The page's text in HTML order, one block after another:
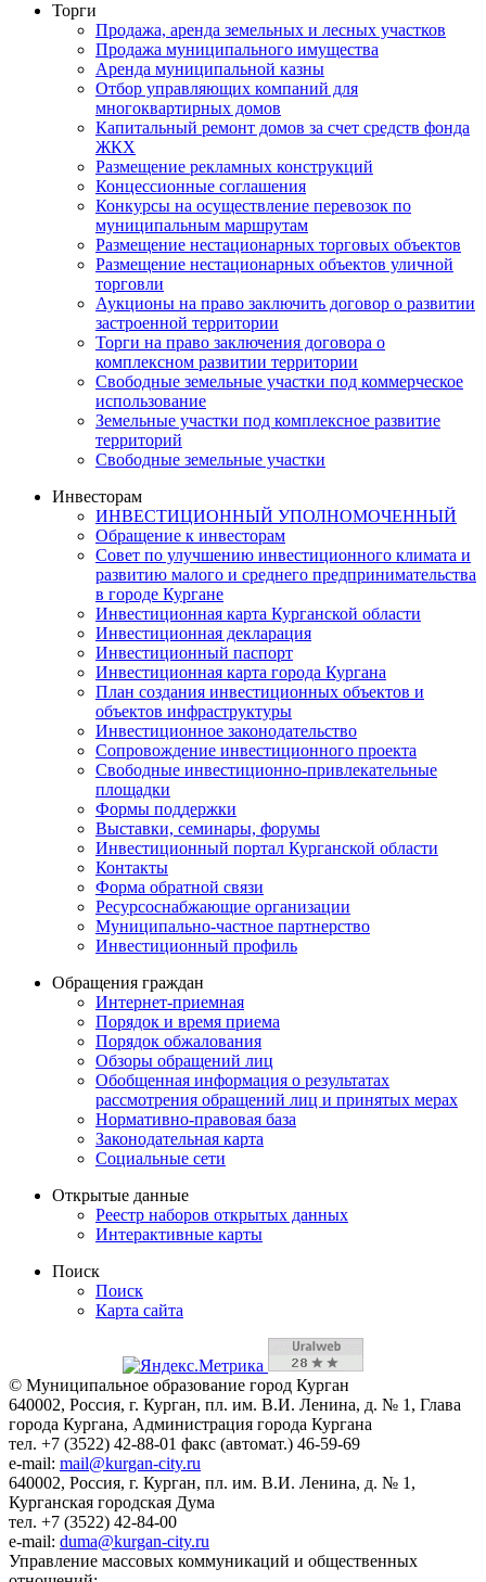
Торги
Продажа, аренда земельных и лесных участков
Продажа муниципального имущества
Аренда муниципальной казны
Отбор управляющих компаний для
многоквартирных домов
Капитальный ремонт домов за счет средств фонда
ЖКХ
Размещение рекламных конструкций
Концессионные соглашения
Конкурсы на осуществление перевозок по
муниципальным маршрутам
Размещение нестационарных торговых объектов
Размещение нестационарных объектов уличной
торговли
Аукционы на право заключить договор о развитии
застроенной территории
Торги на право заключения договора о
комплексном развитии территории
Свободные земельные участки под коммерческое
использование
Земельные участки под комплексное развитие
территорий
Свободные земельные участки
Инвесторам
ИНВЕСТИЦИОННЫЙ УПОЛНОМОЧЕННЫЙ
Обращение к инвесторам
Совет по улучшению инвестиционного климата и
развитию малого и среднего предпринимательства
в городе Кургане
Инвестиционная карта Курганской области
Инвестиционная декларация
Инвестиционный паспорт
Инвестиционная карта города Кургана
План создания инвестиционных объектов и
объектов инфраструктуры
Инвестиционное законодательство
Сопровождение инвестиционного проекта
Свободные инвестиционно-привлекательные
площадки
Формы поддержки
Выставки, семинары, форумы
Инвестиционный портал Курганской области
Контакты
Форма обратной связи
Ресурсоснабжающие организации
Муниципально-частное партнерство
Инвестиционный профиль
Обращения граждан
Интернет-приемная
Порядок и время приема
Порядок обжалования
Обзоры обращений лиц
Обобщенная информация о результатах
рассмотрения обращений лиц и принятых мерах
Нормативно-правовая база
Законодательная карта
Социальные сети
Открытые данные
Реестр наборов открытых данных
Интерактивные карты
Поиск
Поиск
Карта сайта
© Муниципальное образование город Курган
640002, Россия, г. Курган, пл. им. В.И. Ленина, д. № 1, Глава
города Кургана, Администрация города Кургана
тел. +7 (3522) 42-88-01 факс (автомат.) 46-59-69
e-mail: mail@kurgan-city.ru
640002, Россия, г. Курган, пл. им. В.И. Ленина, д. № 1,
Курганская городская Дума
тел. +7 (3522) 42-84-00
e-mail: duma@kurgan-city.ru
Управление массовых коммуникаций и общественных